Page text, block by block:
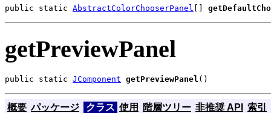
public static AbstractColorChooserPanel
getPreviewPanel
public static JComponent getPreviewPanel ()
概要 パッケージ クラス 使用 階層ツリー 非推奨 API 索引